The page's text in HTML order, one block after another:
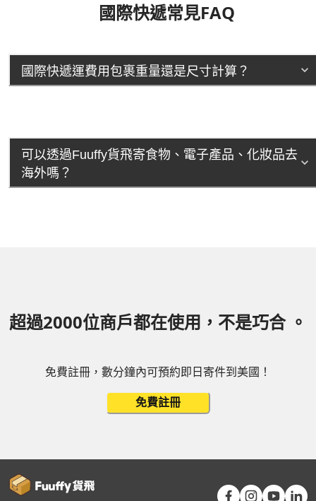
國際快遞常見FAQ
國際快遞運費用包裹重量還是尺寸計算？
可以透過Fuuffy貨飛寄食物、電子產品、化妝品去
海外嗎？
超過2000位商戶都在使用，不是巧合 。
免費註冊，數分鐘內可預約即日寄件到美國！
免費註冊